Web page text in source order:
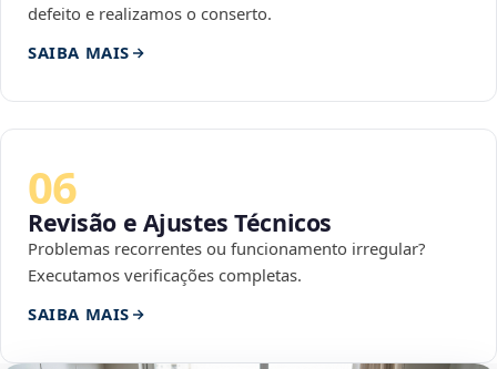
defeito e realizamos o conserto.
SAIBA MAIS
06
Revisão e Ajustes Técnicos
Problemas recorrentes ou funcionamento irregular?
Executamos verificações completas.
SAIBA MAIS